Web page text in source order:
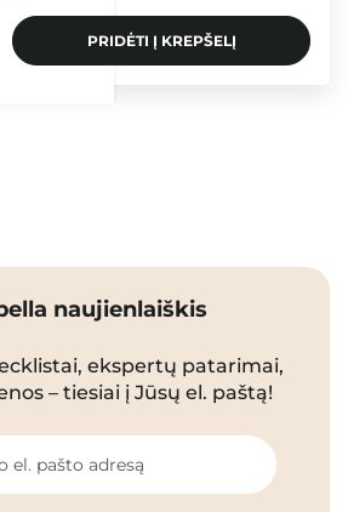
PRIDĖTI Į KREPŠELĮ
naujienlaiškis
ekspertų patarimai,
– tiesiai į Jūsų el. paštą!
el. pašto adresą